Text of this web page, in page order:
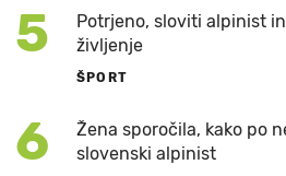
5
Potrjeno, sloviti alpinist
življenje
ŠPORT
6
Žena sporočila, kako po
slovenski alpinist